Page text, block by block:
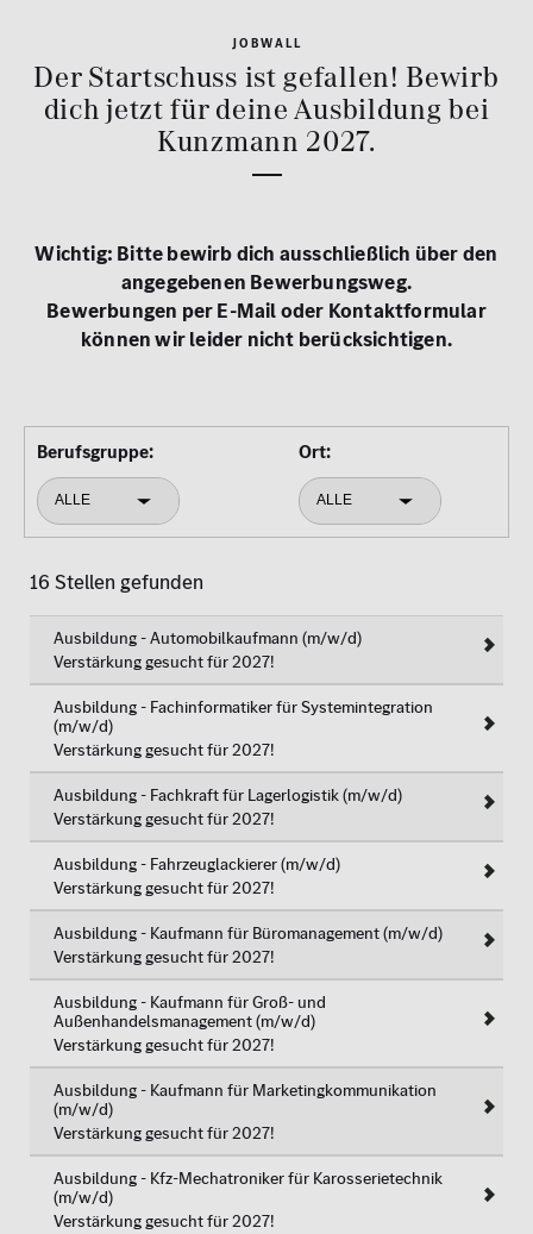
JOBWALL
Der Startschuss ist gefallen! Bewirb
dich jetzt für deine Ausbildung bei
Kunzmann 2027.
Wichtig: Bitte bewirb dich ausschließlich über den
angegebenen Bewerbungsweg.
Bewerbungen per E-Mail oder Kontaktformular
können wir leider nicht berücksichtigen.
Berufsgruppe:
ALLE
Ort:
ALLE
16 Stellen gefunden
Ausbildung - Automobilkaufmann (m/w/d)
Verstärkung gesucht für 2027!
Ausbildung - Fachinformatiker für Systemintegration
(m/w/d)
Verstärkung gesucht für 2027!
Ausbildung - Fachkraft für Lagerlogistik (m/w/d)
Verstärkung gesucht für 2027!
Ausbildung - Fahrzeuglackierer (m/w/d)
Verstärkung gesucht für 2027!
Ausbildung - Kaufmann für Büromanagement (m/w/d)
Verstärkung gesucht für 2027!
Ausbildung - Kaufmann für Groß- und
Außenhandelsmanagement (m/w/d)
Verstärkung gesucht für 2027!
Ausbildung - Kaufmann für Marketingkommunikation
(m/w/d)
Verstärkung gesucht für 2027!
Ausbildung - Kfz-Mechatroniker für Karosserietechnik
(m/w/d)
Verstärkung gesucht für 2027!